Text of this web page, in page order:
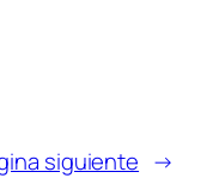
siguiente →